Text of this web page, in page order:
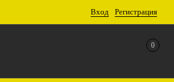
Вход Регистрация
0